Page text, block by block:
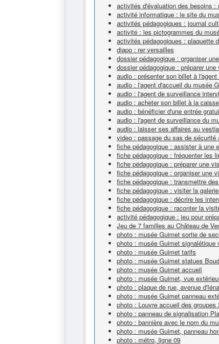
activités d'évaluation des besoins :
activité informatique : le site du
activités pédagogiques : journal
activité : les pictogrammes du
activités pédagogiques : plaquette
diapo : rer versailles
dossier pédagogique : organiser
dossier pédagogique : préparer
audio : présenter son billet à
audio : l'agent d'accueil du musée
audio : l'agent de surveillance
audio : acheter son billet à la
audio : bénéficier d'une entrée
audio : l'agent de surveillance du
audio : laisser ses affaires au
video : passage du sas de sécurité
fiche pédagogique : assister à une
fiche pédagogique : fréquenter les
fiche pédagogique : préparer une
fiche pédagogique : organiser une
fiche pédagogique : transmettre
fiche pédagogique : visiter la
fiche pédagogique : décrire les
fiche pédagogique : raconter la
activité pédagogique : jeu pour
Jeu de 7 familles au Château de
photo : musée Guimet sortie de
photo : musée Guimet signalétique
photo : musée Guimet tarifs
photo : musée Guimet statues
photo : musée Guimet accueil
photo : musée Guimet, vue
photo : plaque de rue, avenue d'Iéna
photo : musée Guimet panneau
photo : Louvre accueil des groupes
photo : panneau de signalisation
photo : bannière avec le nom du
photo : musée Guimet, panneau
photo : métro, ligne 09